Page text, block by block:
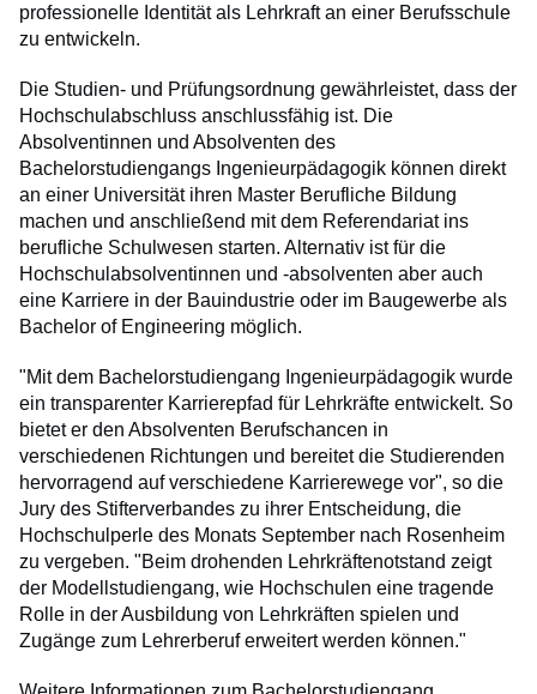
professionelle Identität als Lehrkraft an einer Berufsschule
zu entwickeln.
Die Studien- und Prüfungsordnung gewährleistet, dass der
Hochschulabschluss anschlussfähig ist. Die
Absolventinnen und Absolventen des
Bachelorstudiengangs Ingenieurpädagogik können direkt
an einer Universität ihren Master Berufliche Bildung
machen und anschließend mit dem Referendariat ins
berufliche Schulwesen starten. Alternativ ist für die
Hochschulabsolventinnen und -absolventen aber auch
eine Karriere in der Bauindustrie oder im Baugewerbe als
Bachelor of Engineering möglich.
"Mit dem Bachelorstudiengang Ingenieurpädagogik wurde
ein transparenter Karrierepfad für Lehrkräfte entwickelt. So
bietet er den Absolventen Berufschancen in
verschiedenen Richtungen und bereitet die Studierenden
hervorragend auf verschiedene Karrierewege vor", so die
Jury des Stifterverbandes zu ihrer Entscheidung, die
Hochschulperle des Monats September nach Rosenheim
zu vergeben. "Beim drohenden Lehrkräftenotstand zeigt
der Modellstudiengang, wie Hochschulen eine tragende
Rolle in der Ausbildung von Lehrkräften spielen und
Zugänge zum Lehrerberuf erweitert werden können."